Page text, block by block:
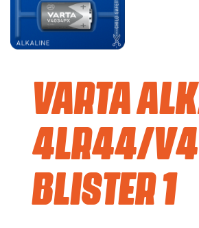
Varta
4LR44/
blister 1